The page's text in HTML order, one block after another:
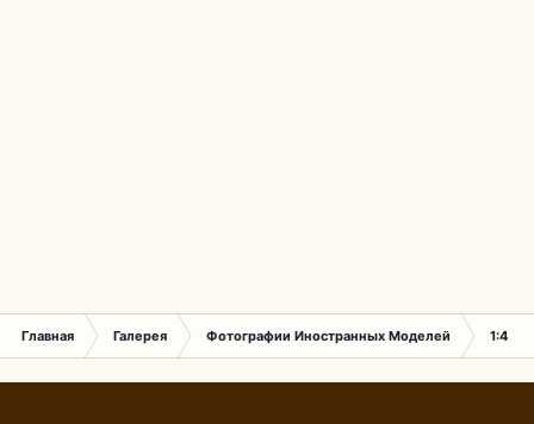
Главная Галерея Фотографии Иностранных Моделей 1:43